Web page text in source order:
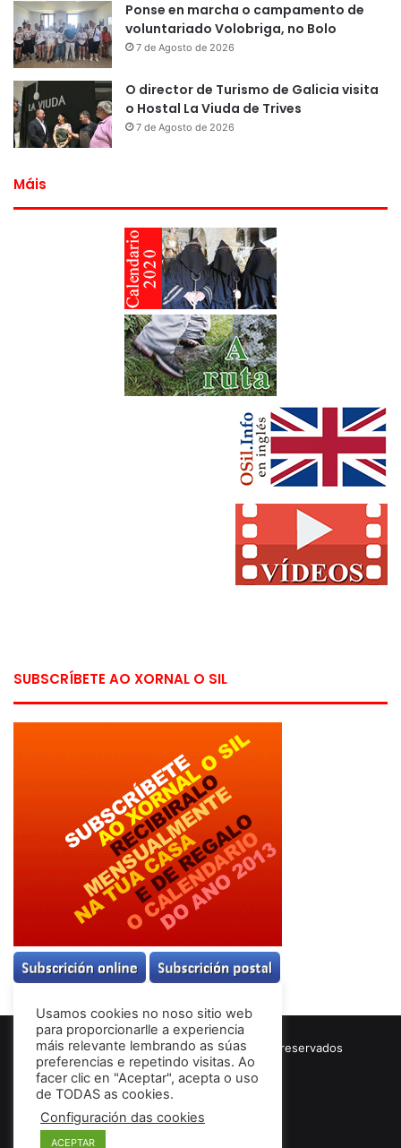
Ponse en marcha o campamento de
voluntariado Volobriga, no Bolo
7 de Agosto de 2026
O director de Turismo de Galicia visita
o Hostal La Viuda de Trives
7 de Agosto de 2026
Máis
SUBSCRÍBETE AO XORNAL O SIL
© Copyright 2026, Todos los derechos reservados
Términos & Condiciones
Usamos cookies no noso sitio web
para proporcionarlle a experiencia
máis relevante lembrando as súas
preferencias e repetindo visitas. Ao
facer clic en "Aceptar", acepta o uso
de TODAS as cookies.
Configuración das cookies
ACEPTAR